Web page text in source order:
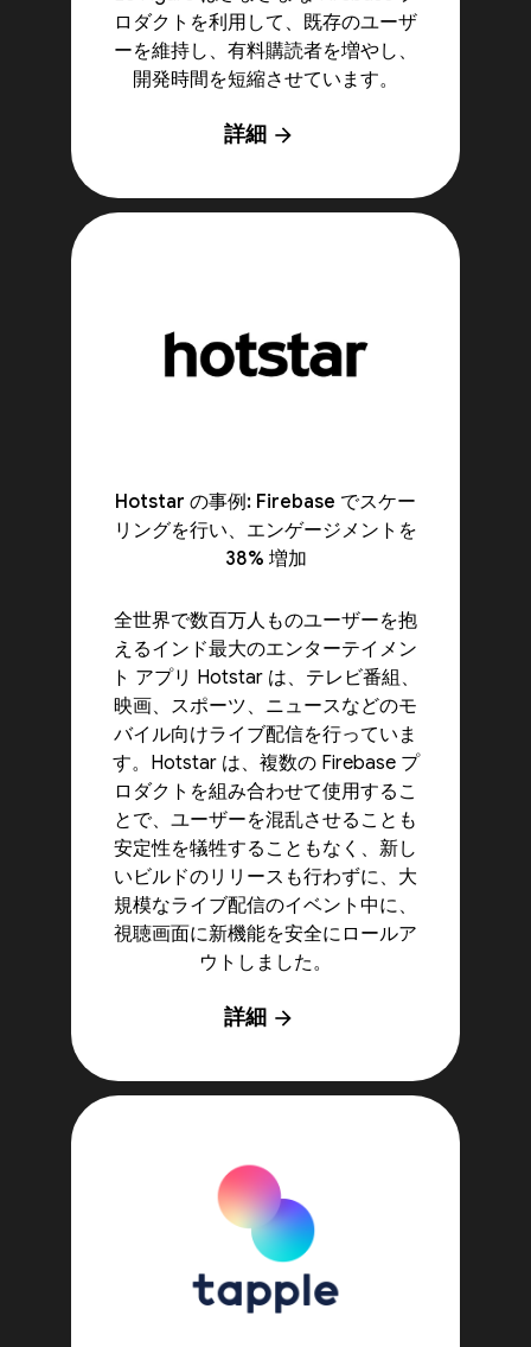
ロダクトを利用して、既存のユーザ
ーを維持し、有料購読者を増やし、
開発時間を短縮させています。
詳細 arrow_forward
Hotstar の事例: Firebase でスケー
リングを行い、エンゲージメントを
38% 増加
全世界で数百万人ものユーザーを抱
えるインド最大のエンターテイメン
ト アプリ Hotstar は、テレビ番組、
映画、スポーツ、ニュースなどのモ
バイル向けライブ配信を行っていま
す。Hotstar は、複数の Firebase プ
ロダクトを組み合わせて使用するこ
とで、ユーザーを混乱させることも
安定性を犠牲することもなく、新し
いビルドのリリースも行わずに、大
規模なライブ配信のイベント中に、
視聴画面に新機能を安全にロールア
ウトしました。
詳細 arrow_forward